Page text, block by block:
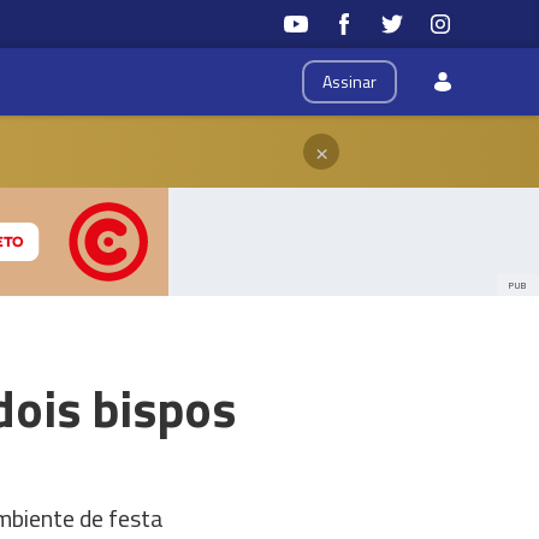
Assinar
×
PUB
bispos
de festa